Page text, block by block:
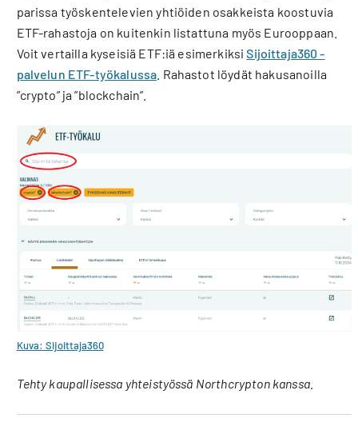
parissa työskentelevien yhtiöiden osakkeista koostuvia
ETF-rahastoja on kuitenkin listattuna myös Eurooppaan.
Voit vertailla kyseisiä ETF:iä esimerkiksiSijoittaja360 -
palvelun ETF-työkalussa . Rahastot löydät hakusanoilla
”crypto” ja ”blockchain”.
Kuva: Sijoittaja360
Tehty kaupallisessa yhteistyössä Northcrypton kanssa.